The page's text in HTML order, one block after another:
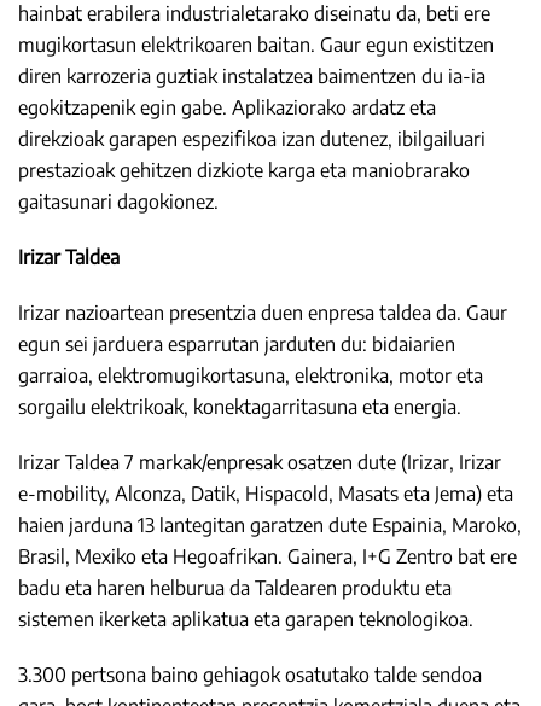
hainbat erabilera industrialetarako diseinatu da, beti ere
mugikortasun elektrikoaren baitan. Gaur egun existitzen
diren karrozeria guztiak instalatzea baimentzen du ia-ia
egokitzapenik egin gabe. Aplikaziorako ardatz eta
direkzioak garapen espezifikoa izan dutenez, ibilgailuari
prestazioak gehitzen dizkiote karga eta maniobrarako
gaitasunari dagokionez.
Irizar Taldea
Irizar nazioartean presentzia duen enpresa taldea da. Gaur
egun sei jarduera esparrutan jarduten du: bidaiarien
garraioa, elektromugikortasuna, elektronika, motor eta
sorgailu elektrikoak, konektagarritasuna eta energia.
Irizar Taldea 7 markak/enpresak osatzen dute (Irizar, Irizar
e-mobility, Alconza, Datik, Hispacold, Masats eta Jema) eta
haien jarduna 13 lantegitan garatzen dute Espainia, Maroko,
Brasil, Mexiko eta Hegoafrikan. Gainera, I+G Zentro bat ere
badu eta haren helburua da Taldearen produktu eta
sistemen ikerketa aplikatua eta garapen teknologikoa.
3.300 pertsona baino gehiagok osatutako talde sendoa